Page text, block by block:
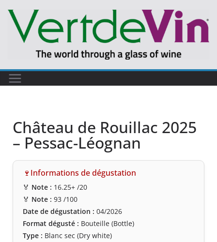
Château de Rouillac 2025
– Pessac-Léognan
🍷Informations de dégustation
🏅 Note : 16.25+ /20
🏅 Note : 93 /100
Date de dégustation : 04/2026
Format dégusté : Bouteille (Bottle)
Type : Blanc sec (Dry white)